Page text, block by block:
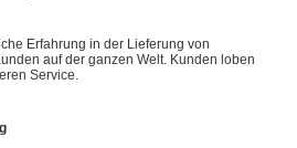
Erfahrung in der Lieferung von
auf der ganzen Welt. Kunden loben
Service.